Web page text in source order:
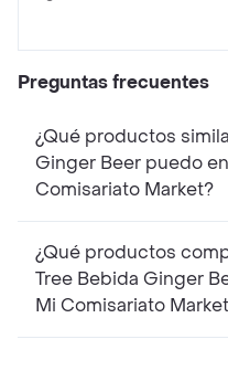
Preguntas frecuentes
¿Qué productos
Ginger Beer puedo
Comisariato Market?
¿Qué productos
Tree Bebida Ginger
Mi Comisariato